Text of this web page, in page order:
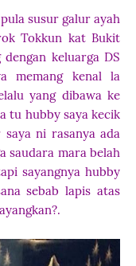
susur galur ayah
Tokkun kat Bukit
keluarga DS
memang kenal la
yang dibawa ke
tu hubby saya kecik
ni rasanya ada
saudara mara belah
sayangnya hubby
sebab lapis atas